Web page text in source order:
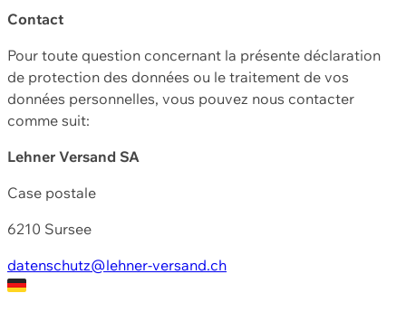
Contact
Pour toute question concernant la présente déclaration
de protection des données ou le traitement de vos
données personnelles, vous pouvez nous contacter
comme suit:
Lehner Versand SA
Case postale
6210 Sursee
datenschutz@lehner-versand.ch